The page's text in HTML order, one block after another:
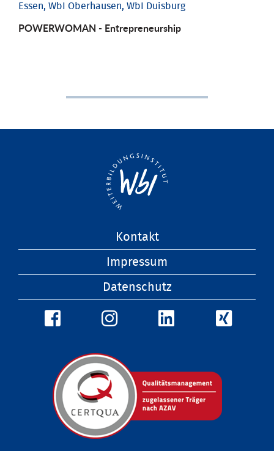
Essen, WbI Oberhausen, WbI Duisburg
POWERWOMAN - Entrepreneurship
Kontakt
Impressum
Datenschutz